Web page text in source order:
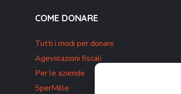
COME DONARE
Tutti i modi per donare
Agevolazioni fiscali
Per le aziende
5perMille